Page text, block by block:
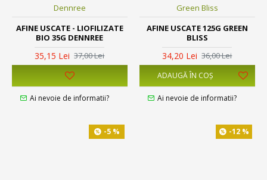
Dennree
AFINE USCATE - LIOFILIZATE
BIO 35G DENNREE
35,15 Lei 37,00 Lei
Ai nevoie de informatii?
Green Bliss
AFINE USCATE 125G GREEN
BLISS
34,20 Lei 36,00 Lei
ADAUGĂ ÎN COŞ
Ai nevoie de informatii?
-5 % -12 %